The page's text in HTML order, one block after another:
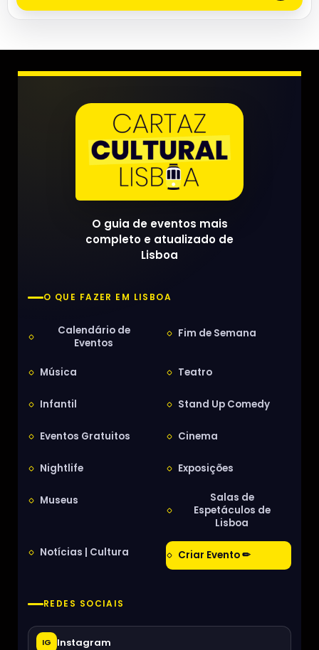
O guia de eventos mais
completo e atualizado de
Lisboa
O QUE FAZER EM LISBOA
Calendário de
Eventos
Fim de Semana
Música Teatro
Infantil Stand Up Comedy
Eventos Gratuitos Cinema
Nightlife Exposições
Museus
Salas de
Espetáculos de
Lisboa
Notícias | Cultura Criar Evento ✏
REDES SOCIAIS
IG Instagram